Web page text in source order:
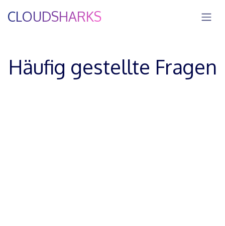
CLOUDSHARKS
Häufig gestellte Fragen